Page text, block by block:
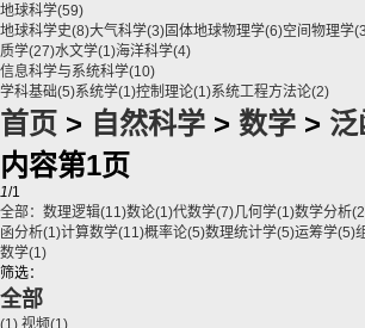
地球科学(59)
地球科学史(8)大气科学(3)固体地球物理学(6)空间物理学
质学(27)水文学(1)海洋科学(4)
信息科学与系统科学(10)
学科基础(5)系统学(1)控制理论(1)系统工程方法论(2)
首页 > 自然科学 > 数学 > 泛
内容第1页
1/1
全部： 数理逻辑(11)数论(1)代数学(7)几何学(1)数学分析
函分析(1)计算数学(11)概率论(5)数理统计学(5)运筹学(5)
数学(1)
筛选：
全部
(1) 视频(1)